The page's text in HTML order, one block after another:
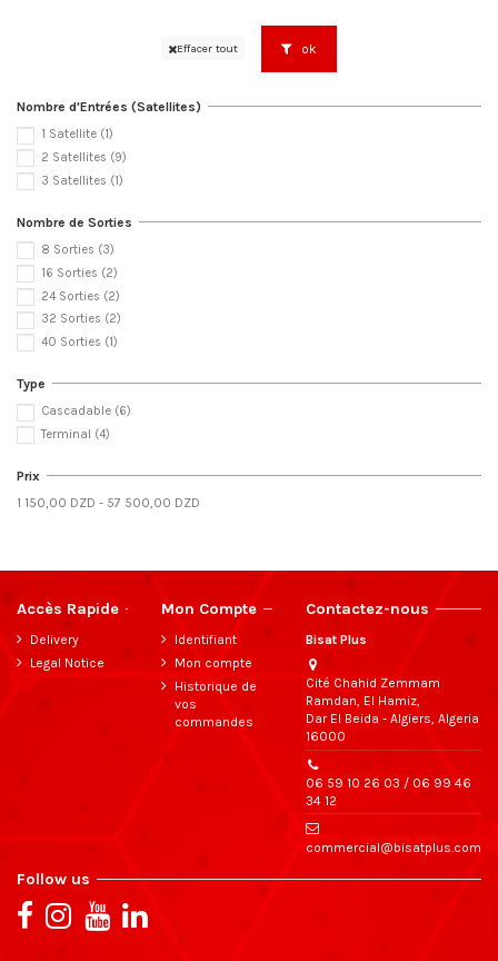
Effacer tout ok
Nombre d'Entrées (Satellites)
1 Satellite (1)
2 Satellites (9)
3 Satellites (1)
Nombre de Sorties
8 Sorties (3)
16 Sorties (2)
24 Sorties (2)
32 Sorties (2)
40 Sorties (1)
Type
Cascadable (6)
Terminal (4)
Prix
1 150,00 DZD - 57 500,00 DZD
Accès Rapide
Delivery
Legal Notice
Mon Compte
Identifiant
Mon compte
Historique de
vos
commandes
Contactez-nous
Bisat Plus
Cité Chahid Zemmam
Ramdan, El Hamiz,
Dar El Beida - Algiers, Algeria
16000
06 59 10 26 03 / 06 99 46
34 12
commercial@bisatplus.com
Follow us